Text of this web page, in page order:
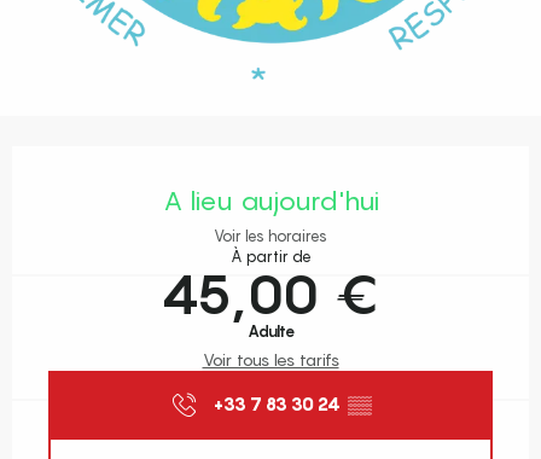
A lieu aujourd'hui
Voir les horaires
À partir de
45,00 €
Adulte
Voir tous les tarifs
+33 7 83 30 24 ▒▒